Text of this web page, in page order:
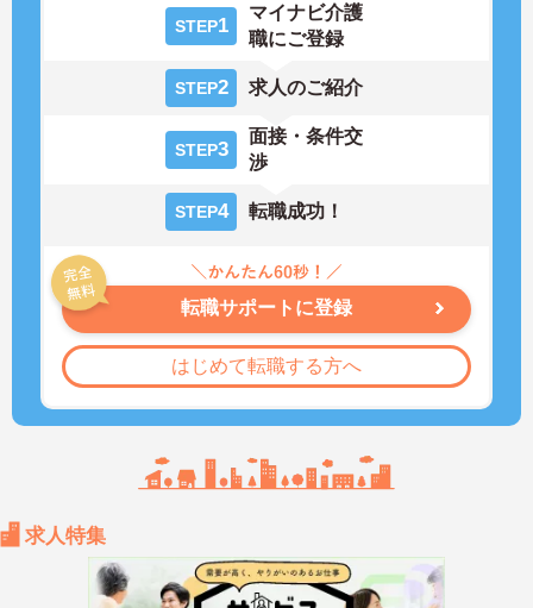
STEP1
マイナビ介護
職にご登録
STEP2 求人のご紹介
STEP3
面接・条件交
渉
STEP4 転職成功！
転職サポートに登録
はじめて転職する方へ
求人特集